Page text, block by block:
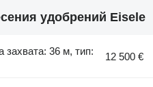
удобрений Eisele
захвата: 36 м, тип:
12 500 €